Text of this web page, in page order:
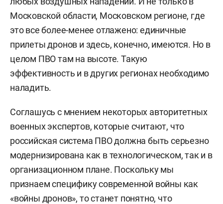
Московской области, Московском регионе, где
это все более-менее отлажено: единичные
прилеты дронов и здесь, конечно, имеются. Но в
целом ПВО там на высоте. Такую
эффективность и в других регионах необходимо
наладить.
Соглашусь с мнением некоторых авторитетных
военных экспертов, которые считают, что
российская система ПВО должна быть серьезно
модернизирована как в технологическом, так и в
организационном плане. Поскольку мы
признаем специфику современной войны как
«войны дронов», то станет понятно, что